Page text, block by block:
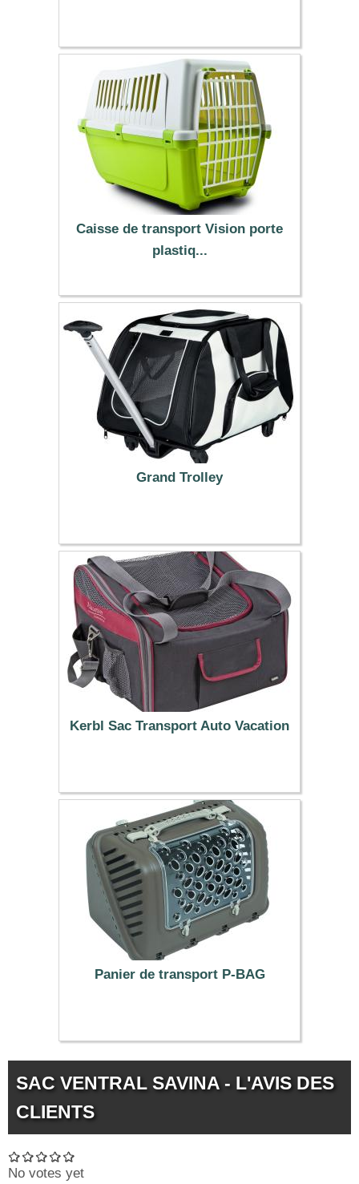
56.99 €
Caisse de transport Vision porte
plastiq...
15.99 €
Grand Trolley
109.99 €
Kerbl Sac Transport Auto Vacation
42.79 €
Panier de transport P-BAG
21.99 €
SAC VENTRAL SAVINA - L'AVIS DES
CLIENTS
No votes yet